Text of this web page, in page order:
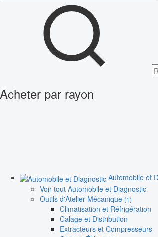
Acheter par rayon
Automobile et
Voir tout Automobile et Diagnostic
Outils d'Atelier Mécanique (1)
Climatisation et Réfrigération
Calage et Distribution
Extracteurs et Compresseurs